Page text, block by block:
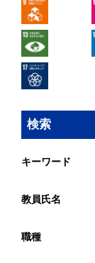
検索
キーワード
教員氏名
職種